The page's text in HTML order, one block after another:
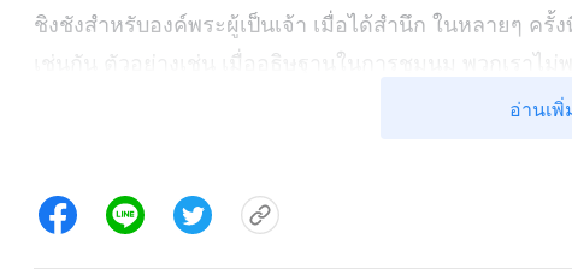
ชิงชังสำหรับองค์พระผู้เป็นเจ้า เมื่อได้สำนึก ในหลายๆ ครั้
เช่นกัน ตัวอย่างเช่น เมื่ออธิษฐานในการชุมนุม พวกเราไ
ความเสื่อมทรามที่แท้จริงของพวกเรา ไม่พูดกับพระองค์จ
ได้อย่างมีวาทศิลป์กว่านั้นอธิษฐานได้ดีกว่า พวกเรายังคิดอี
อ่านเพิ่